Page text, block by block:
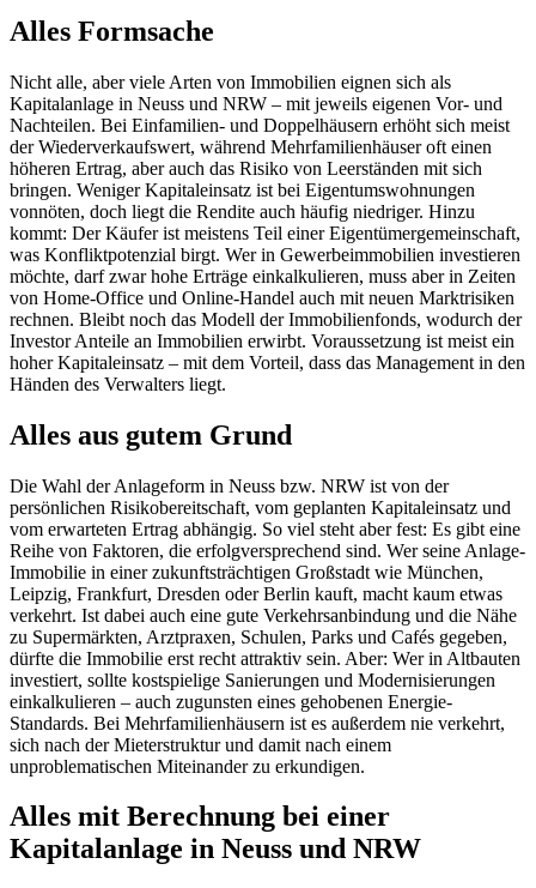
Alles Formsache
Nicht alle, aber viele Arten von Immobilien eignen sich als
Kapitalanlage in Neuss und NRW – mit jeweils eigenen Vor- und
Nachteilen. Bei Einfamilien- und Doppelhäusern erhöht sich meist
der Wiederverkaufswert, während Mehrfamilienhäuser oft einen
höheren Ertrag, aber auch das Risiko von Leerständen mit sich
bringen. Weniger Kapitaleinsatz ist bei Eigentumswohnungen
vonnöten, doch liegt die Rendite auch häufig niedriger. Hinzu
kommt: Der Käufer ist meistens Teil einer Eigentümergemeinschaft,
was Konfliktpotenzial birgt. Wer in Gewerbeimmobilien investieren
möchte, darf zwar hohe Erträge einkalkulieren, muss aber in Zeiten
von Home-Office und Online-Handel auch mit neuen Marktrisiken
rechnen. Bleibt noch das Modell der Immobilienfonds, wodurch der
Investor Anteile an Immobilien erwirbt. Voraussetzung ist meist ein
hoher Kapitaleinsatz – mit dem Vorteil, dass das Management in den
Händen des Verwalters liegt.
Alles aus gutem Grund
Die Wahl der Anlageform in Neuss bzw. NRW ist von der
persönlichen Risikobereitschaft, vom geplanten Kapitaleinsatz und
vom erwarteten Ertrag abhängig. So viel steht aber fest: Es gibt eine
Reihe von Faktoren, die erfolgversprechend sind. Wer seine Anlage-
Immobilie in einer zukunftsträchtigen Großstadt wie München,
Leipzig, Frankfurt, Dresden oder Berlin kauft, macht kaum etwas
verkehrt. Ist dabei auch eine gute Verkehrsanbindung und die Nähe
zu Supermärkten, Arztpraxen, Schulen, Parks und Cafés gegeben,
dürfte die Immobilie erst recht attraktiv sein. Aber: Wer in Altbauten
investiert, sollte kostspielige Sanierungen und Modernisierungen
einkalkulieren – auch zugunsten eines gehobenen Energie-
Standards. Bei Mehrfamilienhäusern ist es außerdem nie verkehrt,
sich nach der Mieterstruktur und damit nach einem
unproblematischen Miteinander zu erkundigen.
Alles mit Berechnung bei einer
Kapitalanlage in Neuss und NRW